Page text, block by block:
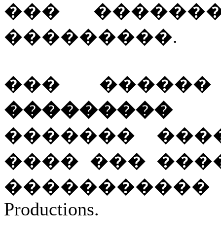
���
���������.
���
�������
���� ���
�����������
Productions.